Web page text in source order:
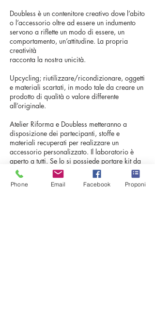
Doubless è un contenitore creativo dove l’abito
o l’accessorio oltre ad essere un indumento
servono a riflette un modo di essere, un
comportamento, un’attitudine. La propria
creatività
racconta la nostra unicità.
Upcycling; riutilizzare/ricondizionare, oggetti
e materiali scartati, in modo tale da creare un
prodotto di qualità o valore differente
all’originale.
Atelier Riforma e Doubless metteranno a
disposizione dei partecipanti, stoffe e
materiali recuperati per realizzare un
accessorio personalizzato. Il laboratorio è
aperto a tutti. Se lo si possiede portare kit da
cucito
Costo: 10 euro
Phone Email Facebook Proponi